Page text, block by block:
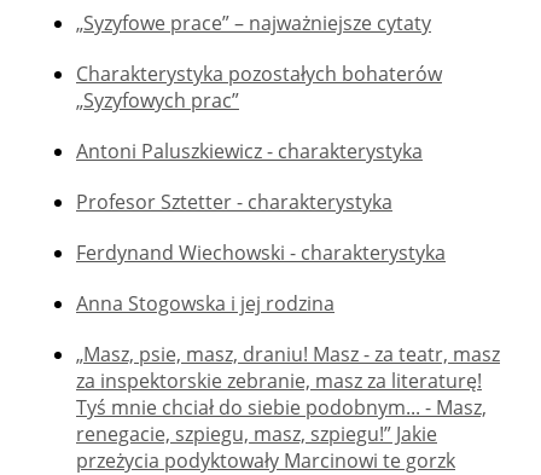
„Syzyfowe prace” – najważniejsze cytaty
Charakterystyka pozostałych bohaterów
„Syzyfowych prac”
Antoni Paluszkiewicz - charakterystyka
Profesor Sztetter - charakterystyka
Ferdynand Wiechowski - charakterystyka
Anna Stogowska i jej rodzina
„Masz, psie, masz, draniu! Masz - za teatr, masz
za inspektorskie zebranie, masz za literaturę!
Tyś mnie chciał do siebie podobnym... - Masz,
renegacie, szpiegu, masz, szpiegu!” Jakie
przeżycia podyktowały Marcinowi te gorzk